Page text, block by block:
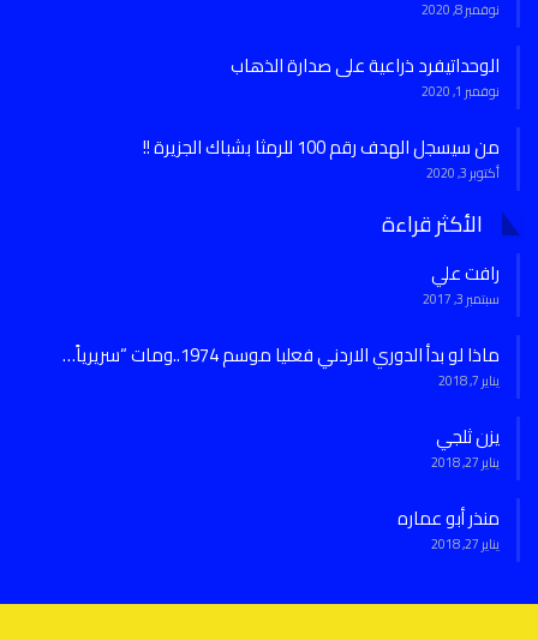
نوفمبر 8, 2020
الوحداتيفرد ذراعية على صدارة الذهاب
نوفمبر 1, 2020
من سيسجل الهدف رقم 100 للرمثا بشباك الجزيرة !!
أكتوبر 3, 2020
الأكثر قراءة
رافت علي
سبتمبر 3, 2017
ماذا لو بدأ الدوري الاردني فعليا موسم 1974..ومات “سريرياً…
يناير 7, 2018
يزن ثلجي
يناير 27, 2018
منذر أبو عماره
يناير 27, 2018